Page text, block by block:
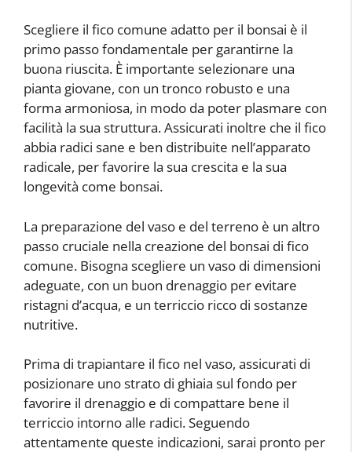
Scegliere il fico comune adatto per il bonsai è il
primo passo fondamentale per garantirne la
buona riuscita. È importante selezionare una
pianta giovane, con un tronco robusto e una
forma armoniosa, in modo da poter plasmare con
facilità la sua struttura. Assicurati inoltre che il fico
abbia radici sane e ben distribuite nell’apparato
radicale, per favorire la sua crescita e la sua
longevità come bonsai.
La preparazione del vaso e del terreno è un altro
passo cruciale nella creazione del bonsai di fico
comune. Bisogna scegliere un vaso di dimensioni
adeguate, con un buon drenaggio per evitare
ristagni d’acqua, e un terriccio ricco di sostanze
nutritive.
Prima di trapiantare il fico nel vaso, assicurati di
posizionare uno strato di ghiaia sul fondo per
favorire il drenaggio e di compattare bene il
terriccio intorno alle radici. Seguendo
attentamente queste indicazioni, sarai pronto per